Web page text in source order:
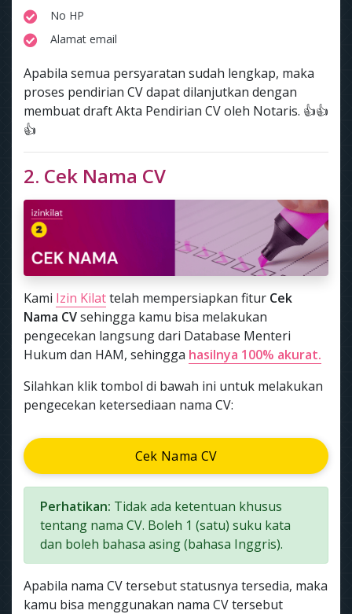
No HP
Alamat email
Apabila semua persyaratan sudah lengkap, maka
proses pendirian CV dapat dilanjutkan dengan
membuat draft Akta Pendirian CV oleh Notaris. 👍👍
👍
2. Cek Nama CV
Kami Izin Kilattelah mempersiapkan fitur Cek
Nama CVsehingga kamu bisa melakukan
pengecekan langsung dari Database Menteri
Hukum dan HAM, sehingga hasilnya 100% akurat.
Silahkan klik tombol di bawah ini untuk melakukan
pengecekan ketersediaan nama CV:
Cek Nama CV
Perhatikan: Tidak ada ketentuan khusus
tentang nama CV. Boleh 1 (satu) suku kata
dan boleh bahasa asing (bahasa Inggris).
Apabila nama CV tersebut statusnya tersedia, maka
kamu bisa menggunakan nama CV tersebut